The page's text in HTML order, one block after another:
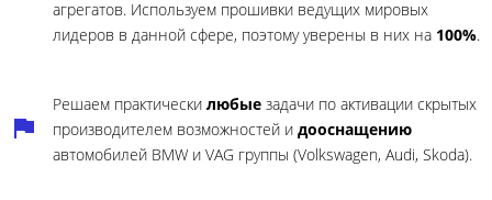
агрегатов. Используем прошивки ведущих мировых
лидеров в данной сфере, поэтому уверены в них на 100%.
Решаем практически любые задачи по активации скрытых
производителем возможностей и дооснащению
автомобилей BMW и VAG группы (Volkswagen, Audi, Skoda).